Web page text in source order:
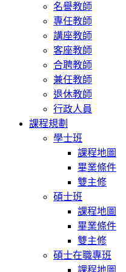
名譽教師
專任教師
講座教師
客座教師
合聘教師
兼任教師
退休教師
行政人員
課程規劃
學士班
課程地圖
畢業條件
雙主修
碩士班
課程地圖
畢業條件
雙主修
碩士在職專班
課程地圖